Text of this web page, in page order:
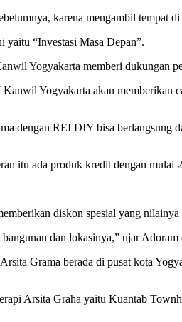
karena mengambil tempat
yaitu “Investasi Masa Depan”.
Yogyakarta memberi dukungan
Yogyakarta akan memberikan
dengan REI DIY bisa berlangsung
itu ada produk kredit dengan
diskon spesial yang
dan lokasinya,” ujar
Grama berada di pusat kota
Arsita Graha yaitu Kuantab